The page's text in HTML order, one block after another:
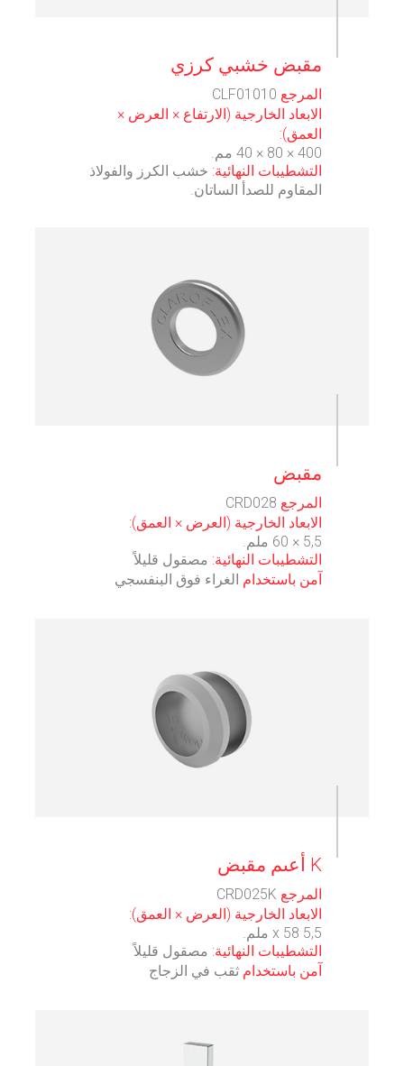
مقبض خشبي كرزي
المرجع
الابعاد الخارجية (الارتفاع × العرض ×
العمق):
400 × 80 × 40 مم.
التشطيبات النهائية: خشب الكرز والفولاذ
المقاوم للصدأ الساتان.
‫مقبض‬
المرجع
الابعاد الخارجية (العرض × العمق):
5,5 × 60 ملم.
التشطيبات النهائية: مصقول قليلاً
آمن باستخدام الغراء فوق البنفسجي
‫‪K‬‬ ‫أعىم‬ ‫مقبض‬
المرجع
الابعاد الخارجية (العرض × العمق):
5,5 x 58 ملم.
التشطيبات النهائية: مصقول قليلاً
آمن باستخدام ثقب في الزجاج